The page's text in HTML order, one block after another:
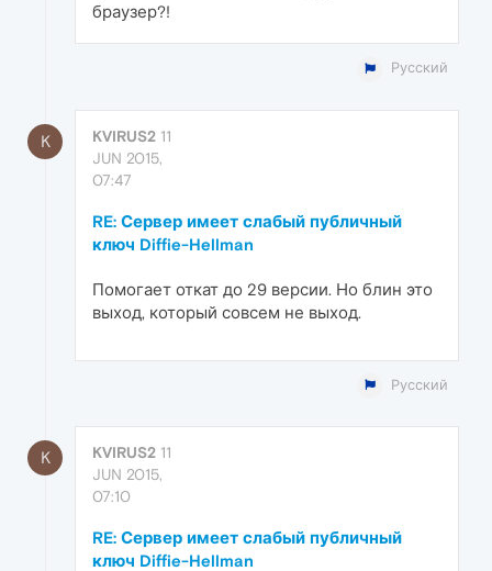
браузер?!
Русский
K KVIRUS2 11
JUN 2015,
07:47
RE: Сервер имеет слабый публичный
ключ Diffie-Hellman
Помогает откат до 29 версии. Но блин это
выход, который совсем не выход.
Русский
K KVIRUS2 11
JUN 2015,
07:10
RE: Сервер имеет слабый публичный
ключ Diffie-Hellman